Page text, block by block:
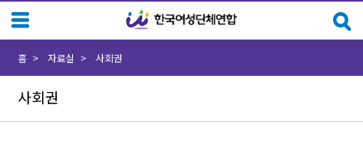
사회권
홈 자료실 사회권